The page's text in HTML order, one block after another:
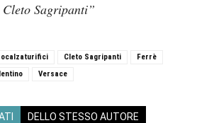
Sagripanti”
Cleto Sagripanti
Ferrè
Versace
DELLO STESSO AUTORE